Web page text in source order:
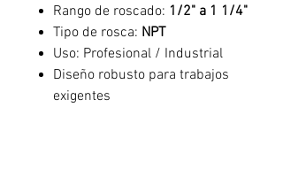
Rango de roscado: 1/2" a 1 1/4"
Tipo de rosca: NPT
Uso: Profesional / Industrial
Diseño robusto para trabajos
exigentes